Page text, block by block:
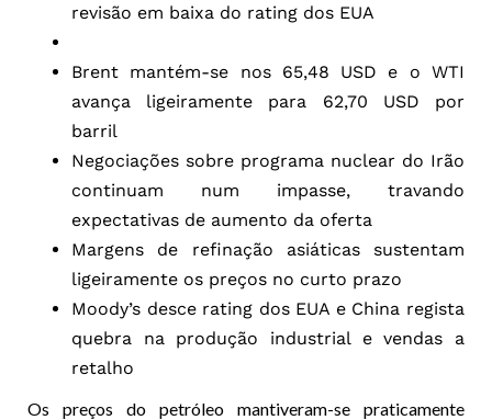
revisão em baixa do rating dos EUA
Brent mantém-se nos 65,48 USD e o WTI
avança ligeiramente para 62,70 USD por
barril
Negociações sobre programa nuclear do Irão
continuam num impasse, travando
expectativas de aumento da oferta
Margens de refinação asiáticas sustentam
ligeiramente os preços no curto prazo
Moody’s desce rating dos EUA e China regista
quebra na produção industrial e vendas a
retalho
Os preços do petróleo mantiveram-se praticamente